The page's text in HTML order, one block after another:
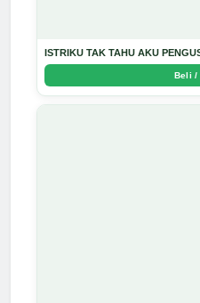
ISTRIKU TAK TAHU AKU
Beli /